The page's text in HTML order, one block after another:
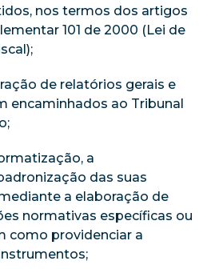
nos termos dos artigos
101 de 2000 (Lei de
de relatórios gerais e
encaminhados ao Tribunal
a
das suas
a elaboração de
normativas específicas ou
como providenciar a